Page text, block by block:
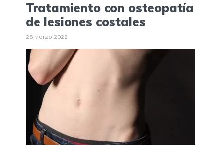
Tratamiento con osteopatía
de lesiones costales
28 Marzo 2022